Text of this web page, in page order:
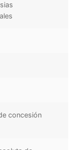
concesión